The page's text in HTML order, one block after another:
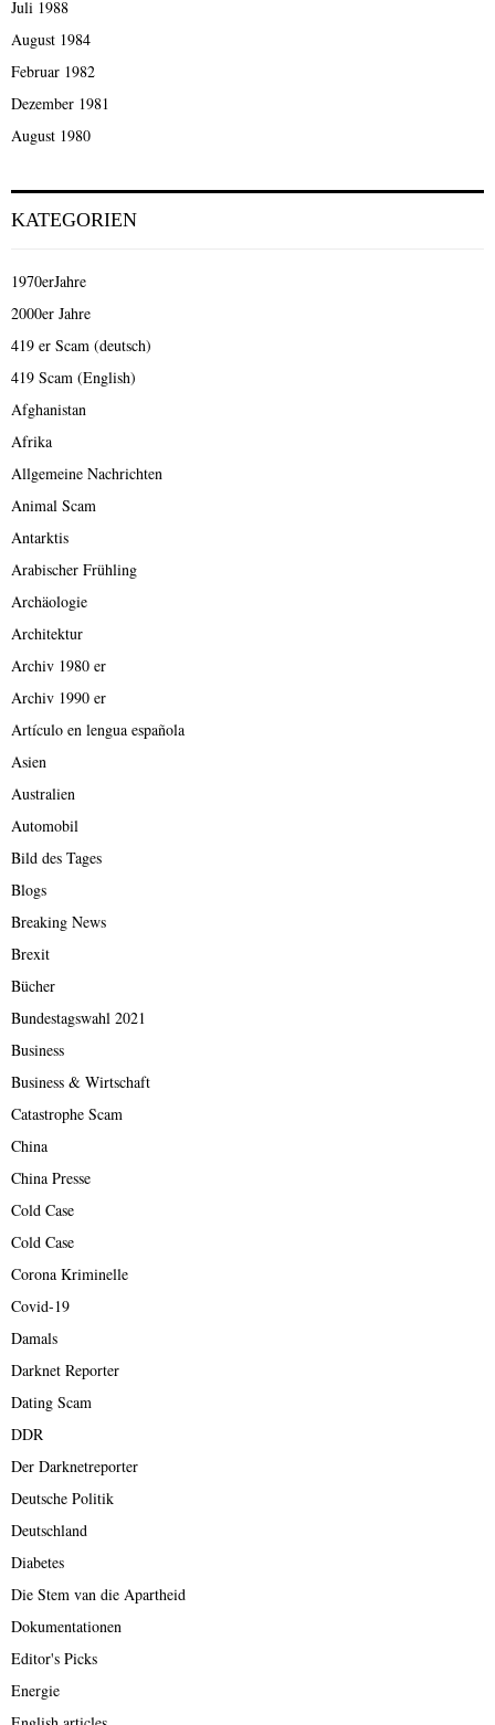
Juli 1988
August 1984
Februar 1982
Dezember 1981
August 1980
KATEGORIEN
1970erJahre
2000er Jahre
419 er Scam (deutsch)
419 Scam (English)
Afghanistan
Afrika
Allgemeine Nachrichten
Animal Scam
Antarktis
Arabischer Frühling
Archäologie
Architektur
Archiv 1980 er
Archiv 1990 er
Artículo en lengua española
Asien
Australien
Automobil
Bild des Tages
Blogs
Breaking News
Brexit
Bücher
Bundestagswahl 2021
Business
Business & Wirtschaft
Catastrophe Scam
China
China Presse
Cold Case
Cold Case
Corona Kriminelle
Covid-19
Damals
Darknet Reporter
Dating Scam
DDR
Der Darknetreporter
Deutsche Politik
Deutschland
Diabetes
Die Stem van die Apartheid
Dokumentationen
Editor's Picks
Energie